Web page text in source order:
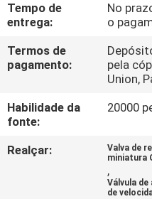
CONTACTE-
NOS
PEÇA
UMAS
CITAÇÕES
Tempo de
entrega:
No
o
Termos de
pagamento:
pela
Union,
Habilidade da
fonte:
20000
Realçar:
Valva de
miniatura
,
Válvula
de